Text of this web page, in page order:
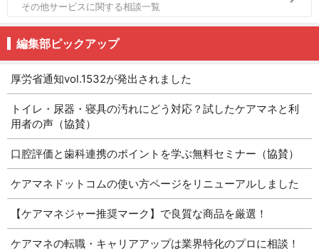
その他サービスに関する相談一覧
編集部ピックアップ
厚労省通知vol.1532が発出されました
トイレ・尿器・寝具の汚れにどう対応？試したケアマネと利
用者の声（協賛）
口腔評価と歯科連携のポイントを学ぶ無料セミナー（協賛）
ケアマネドットコムの使い方ページをリニューアルしました
【ケアマネジャー推奨マーク】で良質な商品を厳選！
ケアマネの転職・キャリアアップは業界特化のプロに相談！